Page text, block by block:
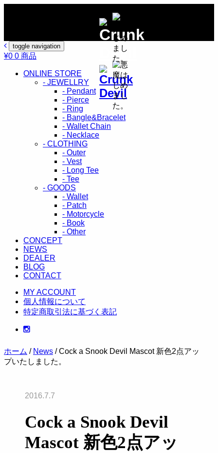
toggle navigation
¥0 0 商品
ONLINE STORE
- JEWELLRY
- Pendant
- Pierce
- Ring
- Bangle&Bracelet
- Wallet Chain
- Necklace
- CLOTHING
- Outer
- Vest
- Long Tee
- Tee
- GOODS
- Wallet
- Patch
- Motorcycle
- Book
- Other
CONCEPT
NEWS
DEALER
BLOG
CONTACT
MY ACCOUNT
個人情報について
特定商取引法に基づく表記
ホーム / News / Cock a Snook Devil Mascot 新色2点アッ
プいたしました。
2016.7.7
Cock a Snook Devil
Mascot 新色2点アッ